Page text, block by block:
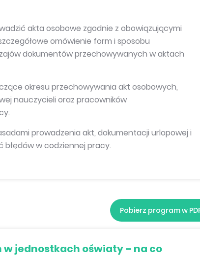
akta osobowe zgodnie z obowiązującymi
omówienie form i sposobu
dokumentów przechowywanych w aktach
okresu przechowywania akt osobowych,
nauczycieli oraz pracowników
prowadzenia akt, dokumentacji urlopowej i
w codziennej pracy.
Pobierz program w
jednostkach oświaty – na co